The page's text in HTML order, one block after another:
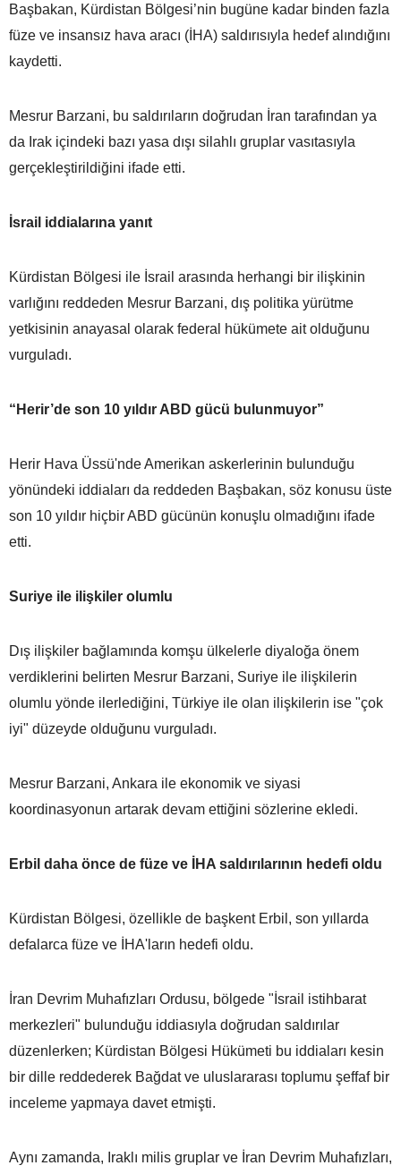
Başbakan, Kürdistan Bölgesi’nin bugüne kadar binden fazla
füze ve insansız hava aracı (İHA) saldırısıyla hedef alındığını
kaydetti.
Mesrur Barzani, bu saldırıların doğrudan İran tarafından ya
da Irak içindeki bazı yasa dışı silahlı gruplar vasıtasıyla
gerçekleştirildiğini ifade etti.
İsrail iddialarına yanıt
Kürdistan Bölgesi ile İsrail arasında herhangi bir ilişkinin
varlığını reddeden Mesrur Barzani, dış politika yürütme
yetkisinin anayasal olarak federal hükümete ait olduğunu
vurguladı.
“Herir’de son 10 yıldır ABD gücü bulunmuyor”
Herir Hava Üssü'nde Amerikan askerlerinin bulunduğu
yönündeki iddiaları da reddeden Başbakan, söz konusu üste
son 10 yıldır hiçbir ABD gücünün konuşlu olmadığını ifade
etti.
Suriye ile ilişkiler olumlu
Dış ilişkiler bağlamında komşu ülkelerle diyaloğa önem
verdiklerini belirten Mesrur Barzani, Suriye ile ilişkilerin
olumlu yönde ilerlediğini, Türkiye ile olan ilişkilerin ise "çok
iyi" düzeyde olduğunu vurguladı.
Mesrur Barzani, Ankara ile ekonomik ve siyasi
koordinasyonun artarak devam ettiğini sözlerine ekledi.
Erbil daha önce de füze ve İHA saldırılarının hedefi oldu
Kürdistan Bölgesi, özellikle de başkent Erbil, son yıllarda
defalarca füze ve İHA'ların hedefi oldu.
İran Devrim Muhafızları Ordusu, bölgede "İsrail istihbarat
merkezleri" bulunduğu iddiasıyla doğrudan saldırılar
düzenlerken; Kürdistan Bölgesi Hükümeti bu iddiaları kesin
bir dille reddederek Bağdat ve uluslararası toplumu şeffaf bir
inceleme yapmaya davet etmişti.
Aynı zamanda, Iraklı milis gruplar ve İran Devrim Muhafızları,